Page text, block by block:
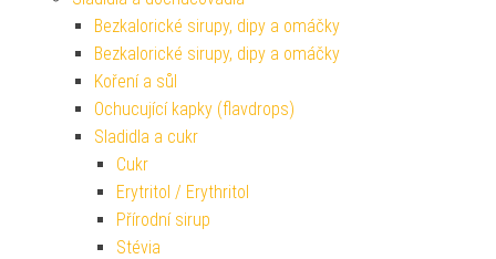
Bezkalorické sirupy, dipy a omáčky
Bezkalorické sirupy, dipy a omáčky
Koření a sůl
Ochucující kapky (flavdrops)
Sladidla a cukr
Cukr
Erytritol / Erythritol
Přírodní sirup
Stévia